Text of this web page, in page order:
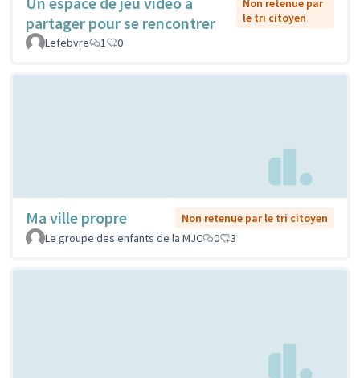
partager pour se rencontrer
Non retenue par
le tri citoyen
Lefebvre
1 0
Ma ville propre
Non retenue par le tri citoyen
Le groupe des enfants de la MJC
0 3